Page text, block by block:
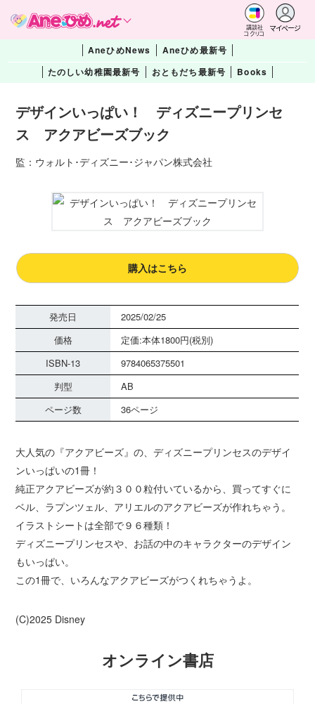
講談社
コクリコ
マイページ
AneひめNews
Aneひめ最新号
たのしい幼稚園最新号
おともだち最新号 Books
デザインいっぱい！ ディズニープリンセ
ス アクアビーズブック
監：ウォルト･ディズニー･ジャパン株式会社
購入はこちら
発売日
2025/02/25
価格
定価:本体1800円(税別)
ISBN-13
9784065375501
判型
AB
ページ数
36ページ
大人気の『アクアビーズ』の、ディズニープリンセスのデザイ
ンいっぱいの1冊！
純正アクアビーズが約３００粒付いているから、買ってすぐに
ベル、ラプンツェル、アリエルのアクアビーズが作れちゃう。
イラストシートは全部で９６種類！
ディズニープリンセスや、お話の中のキャラクターのデザイン
もいっぱい。
この1冊で、いろんなアクアビーズがつくれちゃうよ。
(C)2025 Disney
オンライン書店